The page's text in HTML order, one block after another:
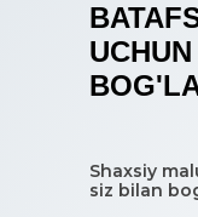
Shaxsiy
siz bilan